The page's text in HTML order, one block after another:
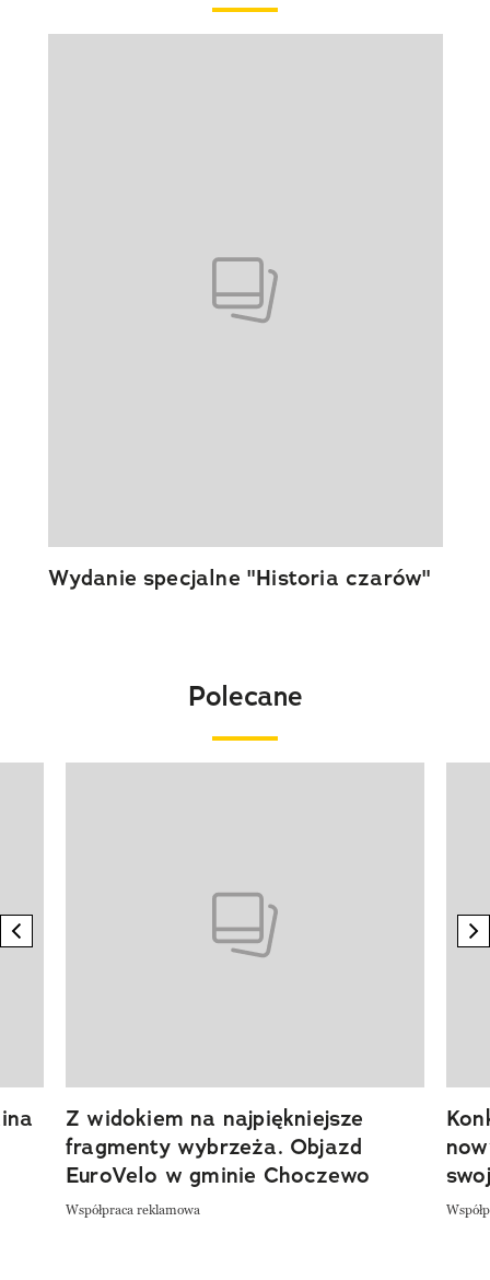
Wydanie specjalne "Historia czarów"
Polecane
previous element
Z widokiem na najpiękniejsze
fragmenty wybrzeża. Objazd
EuroVelo w gminie Choczewo
Współpraca reklamowa